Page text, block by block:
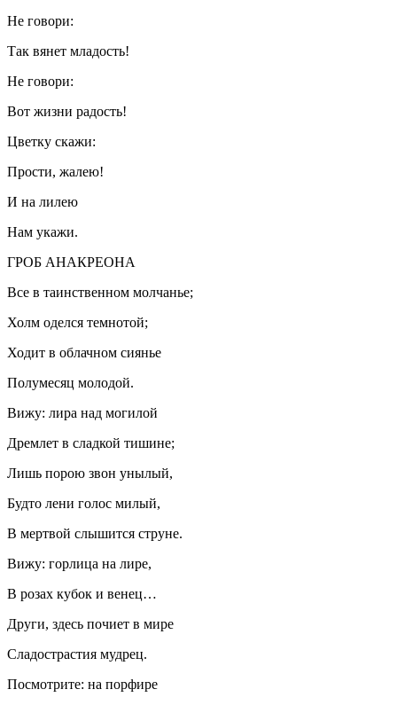
Не говори:
Так вянет младость!
Не говори:
Вот жизни радость!
Цветку скажи:
Прости, жалею!
И на лилею
Нам укажи.
ГРОБ АНАКРЕОНА
Все в таинственном молчанье;
Холм оделся темнотой;
Ходит в облачном сиянье
Полумесяц молодой.
Вижу: лира над могилой
Дремлет в сладкой тишине;
Лишь порою звон унылый,
Будто лени голос милый,
В мертвой слышится струне.
Вижу: горлица на лире,
В розах кубок и венец…
Други, здесь почиет в мире
Сладострастия мудрец.
Посмотрите: на порфире